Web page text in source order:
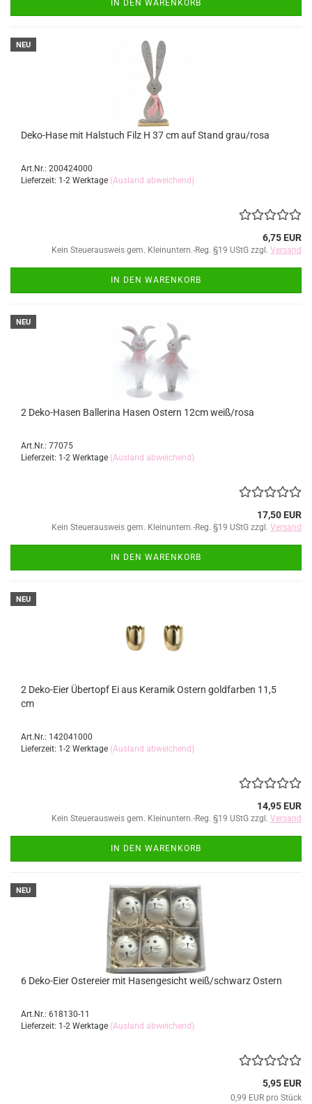
IN DEN WARENKORB
NEU
Deko-Hase mit Halstuch Filz H 37 cm auf Stand grau/rosa
Art.Nr.: 200424000
Lieferzeit: 1-2 Werktage (Ausland abweichend)
6,75 EUR
Kein Steuerausweis gem. Kleinuntern.-Reg. §19 UStG zzgl. Versand
IN DEN WARENKORB
NEU
2 Deko-Hasen Ballerina Hasen Ostern 12cm weiß/rosa
Art.Nr.: 77075
Lieferzeit: 1-2 Werktage (Ausland abweichend)
17,50 EUR
Kein Steuerausweis gem. Kleinuntern.-Reg. §19 UStG zzgl. Versand
IN DEN WARENKORB
NEU
2 Deko-Eier Übertopf Ei aus Keramik Ostern goldfarben 11,5
cm
Art.Nr.: 142041000
Lieferzeit: 1-2 Werktage (Ausland abweichend)
14,95 EUR
Kein Steuerausweis gem. Kleinuntern.-Reg. §19 UStG zzgl. Versand
IN DEN WARENKORB
NEU
6 Deko-Eier Ostereier mit Hasengesicht weiß/schwarz Ostern
Art.Nr.: 618130-11
Lieferzeit: 1-2 Werktage (Ausland abweichend)
5,95 EUR
0,99 EUR pro Stück